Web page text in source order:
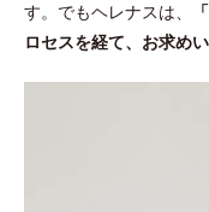
す。でもヘレナスは、
ロセスを経て、お求め